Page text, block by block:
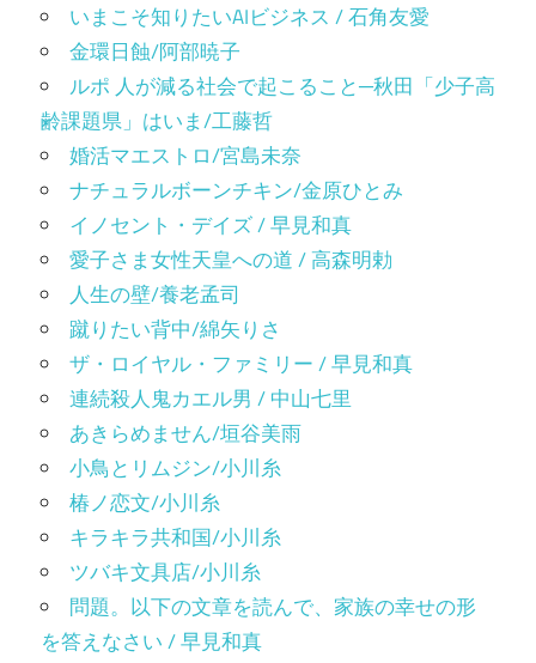
いまこそ知りたいAIビジネス / 石角友愛
金環日蝕/阿部暁子
ルポ 人が減る社会で起こること─秋田「少子高
齢課題県」はいま/工藤哲
婚活マエストロ/宮島未奈
ナチュラルボーンチキン/金原ひとみ
イノセント・デイズ / 早見和真
愛子さま女性天皇への道 / 高森明勅
人生の壁/養老孟司
蹴りたい背中/綿矢りさ
ザ・ロイヤル・ファミリー / 早見和真
連続殺人鬼カエル男 / 中山七里
あきらめません/垣谷美雨
小鳥とリムジン/小川糸
椿ノ恋文/小川糸
キラキラ共和国/小川糸
ツバキ文具店/小川糸
問題。以下の文章を読んで、家族の幸せの形
を答えなさい / 早見和真